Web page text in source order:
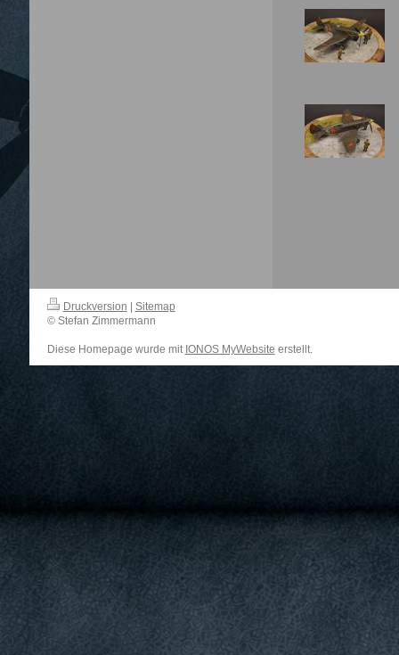
Druckversion
Sitemap
© Stefan Zimmermann
Diese Homepage wurde mit IONOS MyWebsite erstellt.